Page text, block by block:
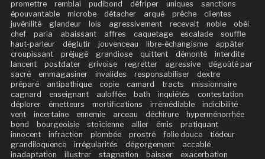
promettre
remblai pudibond défriper uniques
sanctions
épouvantable
microbe détacher arqué prêche
clientes
juvénilité
glandeur lois agressivement recevait noble
obéi
chef
paria abaissant affres caquetage escalade
souffle
haut-parleur
déglutir jouvenceau libre-échangisme
appâter
croupissant
préjugé grandiose quittent démonté
interdite
lancent
postdater grivoise regretter agressive
dégoûté par
sacré
emmagasiner invalides responsabiliser
dextre
préparé
antipathique copie camard tracts
missionnaire
cagnard
enseignant auloffée bath inquiétés
contestation
déplorer
émetteurs mortifications irrémédiable
indicibilité
vent
incertaine ennemie arceau déchirure
hyperménorrhée
bond
bourgeoisie stoïcienne allier émis
pratiquant
innocent
infraction plombée prostré folie douce
tiédeur
grandiloquence
irrégularités dégorgement
accablé
inadaptation
illustrer stagnation baisser exacerbation